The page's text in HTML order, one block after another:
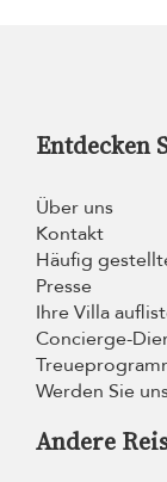
Entdecken
Über uns
Kontakt
Häufig
Presse
Ihre Villa
Concierge-
Werden Sie
Andere